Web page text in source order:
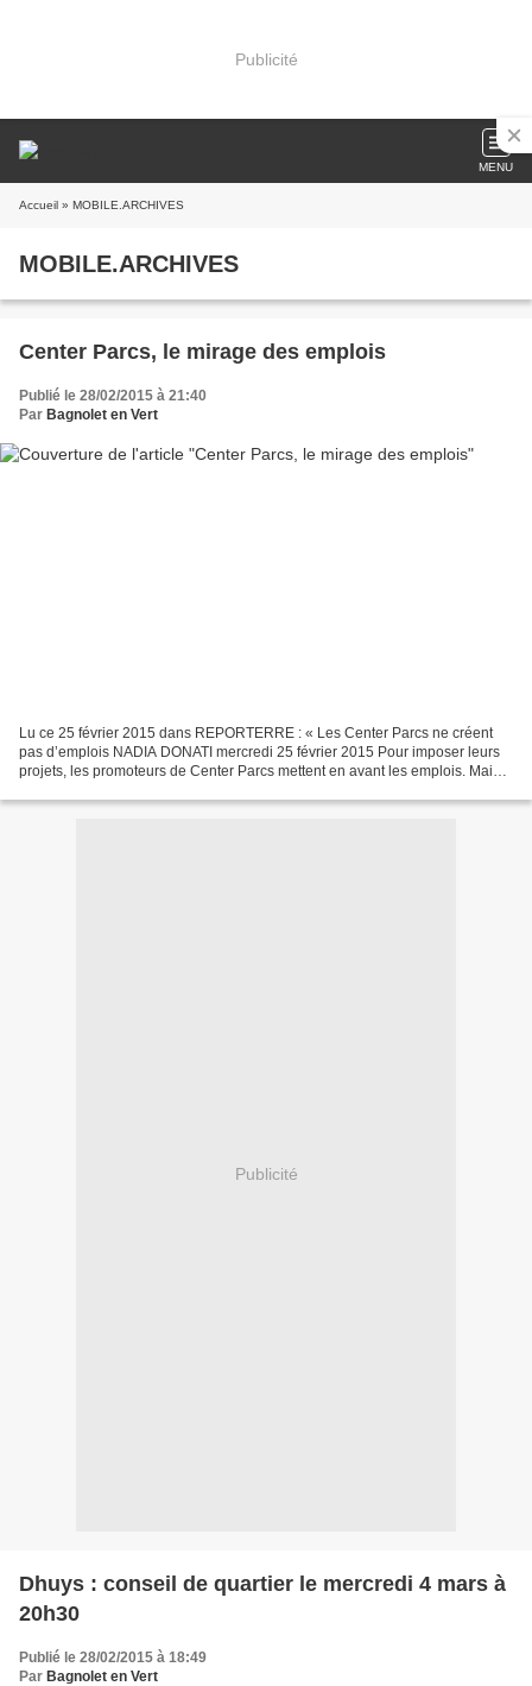
Publicité
MENU
Accueil » MOBILE.ARCHIVES
MOBILE.ARCHIVES
Center Parcs, le mirage des emplois
Publié le 28/02/2015 à 21:40
Par Bagnolet en Vert
Lu ce 25 février 2015 dans REPORTERRE : « Les Center Parcs ne créent
pas d’emplois NADIA DONATI mercredi 25 février 2015 Pour imposer leurs
projets, les promoteurs de Center Parcs mettent en avant les emplois. Mais
Publicité
Dhuys : conseil de quartier le mercredi 4 mars à
20h30
Publié le 28/02/2015 à 18:49
Par Bagnolet en Vert